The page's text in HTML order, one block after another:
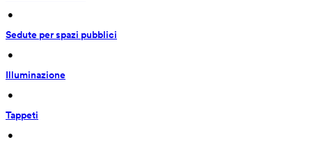
•
Sedute per spazi pubblici
•
Illuminazione
•
Tappeti
•